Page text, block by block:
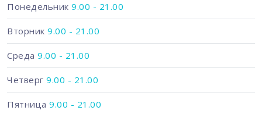
Понедельник 9.00 - 21.00
Вторник 9.00 - 21.00
Среда 9.00 - 21.00
Четверг 9.00 - 21.00
Пятница 9.00 - 21.00